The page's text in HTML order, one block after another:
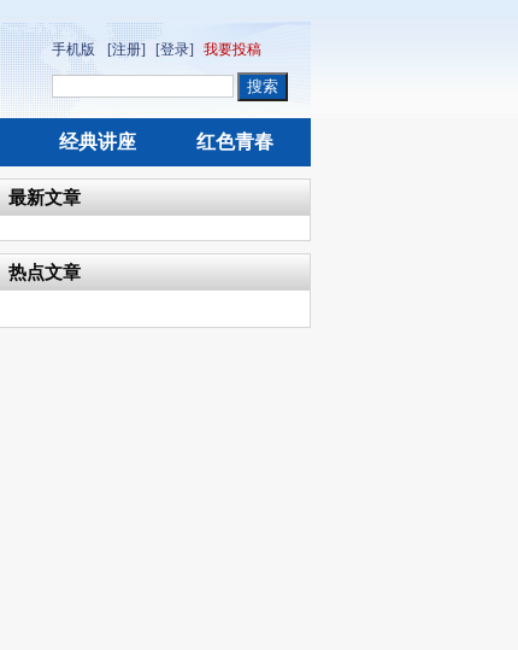
手机版 [注册] [登录] 我要投稿
经典讲座 红色青春
最新文章
热点文章